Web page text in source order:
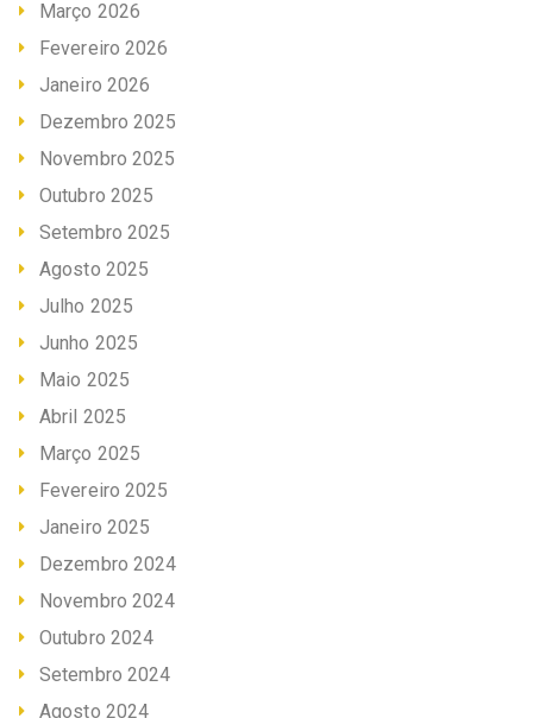
Março 2026
Fevereiro 2026
Janeiro 2026
Dezembro 2025
Novembro 2025
Outubro 2025
Setembro 2025
Agosto 2025
Julho 2025
Junho 2025
Maio 2025
Abril 2025
Março 2025
Fevereiro 2025
Janeiro 2025
Dezembro 2024
Novembro 2024
Outubro 2024
Setembro 2024
Agosto 2024